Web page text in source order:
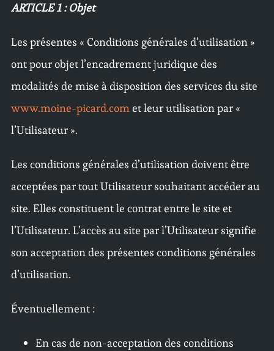
ARTICLE 1 : Objet
Les présentes « Conditions générales d’utilisation »
ont pour objet l’encadrement juridique des
modalités de mise à disposition des services du site
www.moine-picard.comet leur utilisation par «
l’Utilisateur ».
Les conditions générales d’utilisation doivent être
acceptées par tout Utilisateur souhaitant accéder au
site. Elles constituent le contrat entre le site et
l’Utilisateur. L’accès au site par l’Utilisateur signifie
son acceptation des présentes conditions générales
d’utilisation.
Éventuellement :
En cas de non-acceptation des conditions